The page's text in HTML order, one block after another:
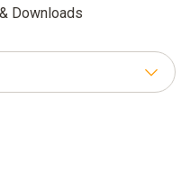
Downloads